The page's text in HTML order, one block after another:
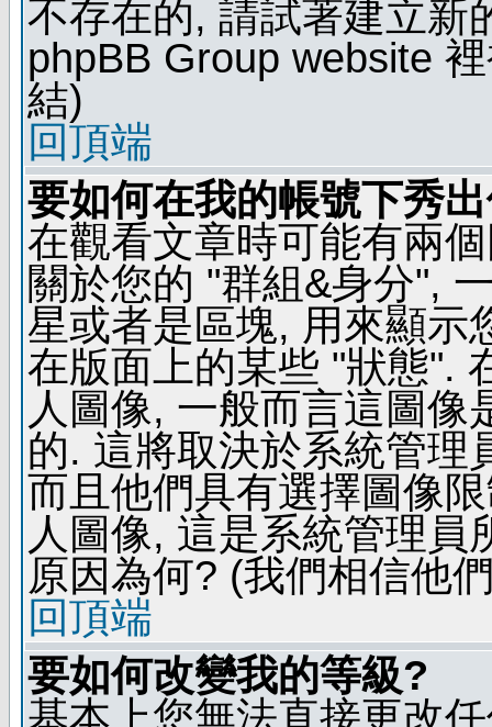
不存在的, 請試著建立新
phpBB Group website
結)
回頂端
要如何在我的帳號下秀
在觀看文章時可能有兩
關於您的 "群組&身分",
星或者是區塊, 用來顯示
在版面上的某些 "狀態".
人圖像, 一般而言這圖像
的. 這將取決於系統管理
而且他們具有選擇圖像
人圖像, 這是系統管理
原因為何? (我們相信他
回頂端
要如何改變我的等級?
基本上您無法直接更改